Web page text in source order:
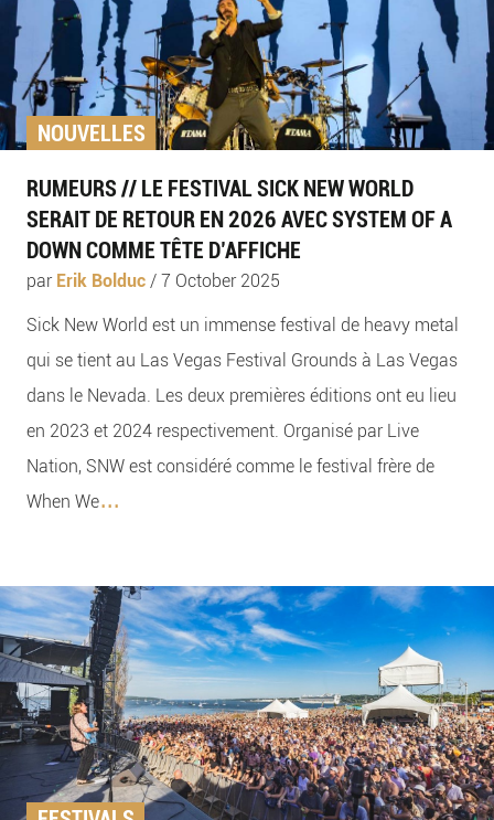
NOUVELLES
RUMEURS // LE FESTIVAL SICK NEW WORLD
SERAIT DE RETOUR EN 2026 AVEC SYSTEM OF A
DOWN COMME TÊTE D’AFFICHE
par Erik Bolduc / 7 October 2025
Sick New World est un immense festival de heavy metal
qui se tient au Las Vegas Festival Grounds à Las Vegas
dans le Nevada. Les deux premières éditions ont eu lieu
en 2023 et 2024 respectivement. Organisé par Live
Nation, SNW est considéré comme le festival frère de
When We...